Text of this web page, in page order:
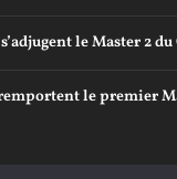
le Master 2 du
le premier